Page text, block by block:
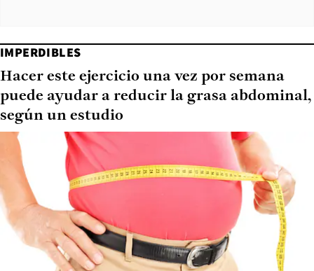
IMPERDIBLES
Hacer este ejercicio una vez por semana
puede ayudar a reducir la grasa abdominal,
según un estudio